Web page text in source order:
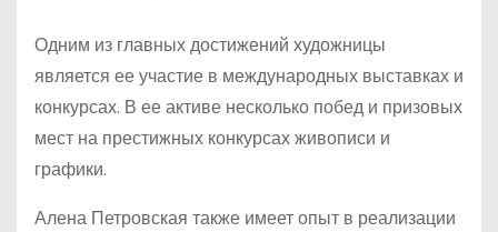
Одним из главных достижений художницы
является ее участие в международных выставках и
конкурсах. В ее активе несколько побед и призовых
мест на престижных конкурсах живописи и
графики.
Алена Петровская также имеет опыт в реализации